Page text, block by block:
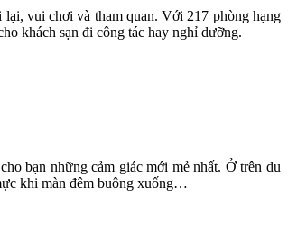
lại, vui chơi và tham quan. Với 217 phòng hạng
khách sạn đi công tác hay nghỉ dưỡng.
bạn những cảm giác mới mẻ nhất. Ở trên du
khi màn đêm buông xuống…